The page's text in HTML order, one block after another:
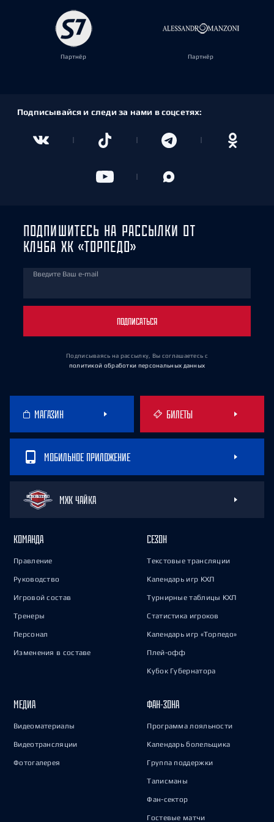
Партнёр Партнёр
Подписывайся и следи за нами в соцсетях:
ПОДПИШИТЕСЬ НА РАССЫЛКИ ОТ
КЛУБА ХК «ТОРПЕДО»
Введите Ваш e-mail
ПОДПИСАТЬСЯ
Подписываясь на рассылку, Вы соглашаетесь с
политикой обработки персональных данных
МАГАЗИН БИЛЕТЫ
МОБИЛЬНОЕ ПРИЛОЖЕНИЕ
МХК ЧАЙКА
КОМАНДА
Правление
Руководство
Игровой состав
Тренеры
Персонал
Изменения в составе
СЕЗОН
Текстовые трансляции
Календарь игр КХЛ
Турнирные таблицы КХЛ
Статистика игроков
Календарь игр «Торпедо»
Плей-офф
Кубок Губернатора
МЕДИА
Видеоматериалы
Видеотрансляции
Фотогалерея
ФАН-ЗОНА
Программа лояльности
Календарь болельщика
Группа поддержки
Талисманы
Фан-сектор
Гостевые матчи